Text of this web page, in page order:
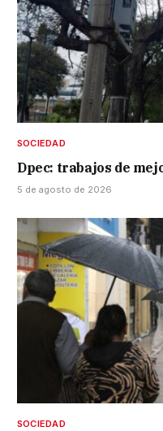
SOCIEDAD
Dpec: trabajos de
5 de agosto de 2026
SOCIEDAD